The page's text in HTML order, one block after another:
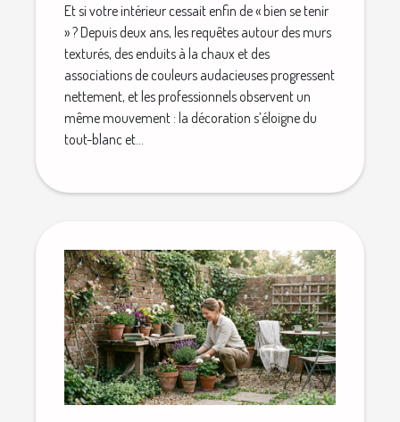
Et si votre intérieur cessait enfin de « bien se tenir
» ? Depuis deux ans, les requêtes autour des murs
texturés, des enduits à la chaux et des
associations de couleurs audacieuses progressent
nettement, et les professionnels observent un
même mouvement : la décoration s’éloigne du
tout-blanc et...